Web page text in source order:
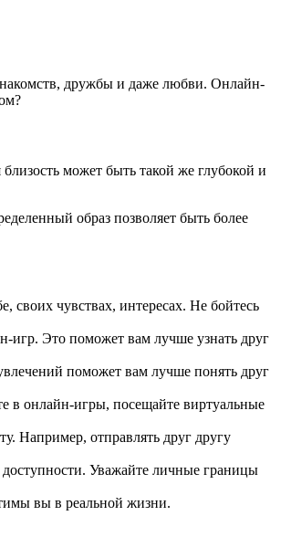
дружбы и даже любви. Онлайн-
может быть такой же глубокой и
образ позволяет быть более
чувствах, интересах. Не бойтесь
игр. Это поможет вам лучше узнать друг
поможет вам лучше понять друг
в онлайн-игры, посещайте виртуальные
Например, отправлять друг другу
Уважайте личные границы
вы в реальной жизни.